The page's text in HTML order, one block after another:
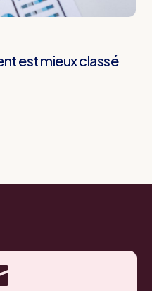
est mieux classé